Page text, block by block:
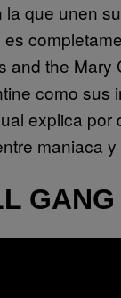
la que unen
and the Mary
como sus
explica por
maniaca
GANG